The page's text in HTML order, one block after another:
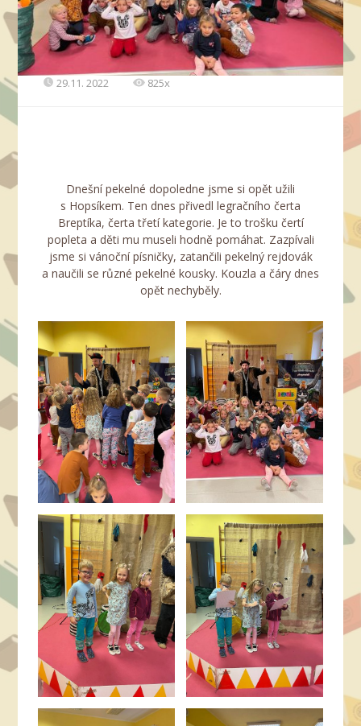
29.11. 2022 825x
Dnešní pekelné dopoledne jsme si opět užili
s Hopsíkem. Ten dnes přivedl legračního čerta
Breptíka, čerta třetí kategorie. Je to trošku čertí
popleta a děti mu museli hodně pomáhat. Zazpívali
jsme si vánoční písničky, zatančili pekelný rejdovák
a naučili se různé pekelné kousky. Kouzla a čáry dnes
opět nechyběly.